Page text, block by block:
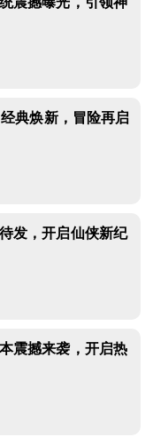
典焕新，冒险再启
发，开启仙侠新纪
震撼来袭，开启热